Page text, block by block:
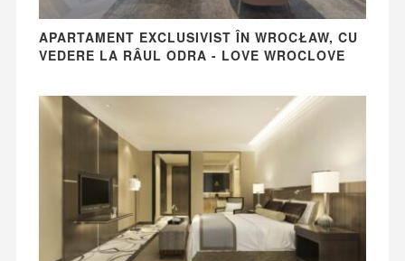
APARTAMENT EXCLUSIVIST ÎN WROCŁAW, CU
VEDERE LA RÂUL ODRA - LOVE WROCLOVE